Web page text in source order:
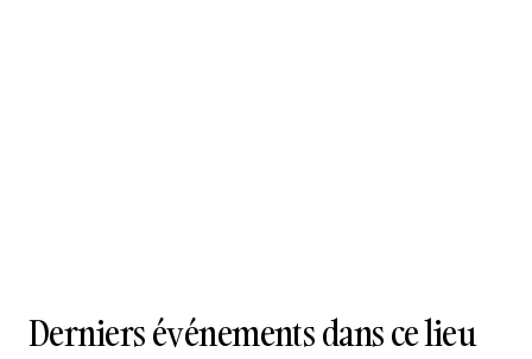
Derniers événements dans ce lieu